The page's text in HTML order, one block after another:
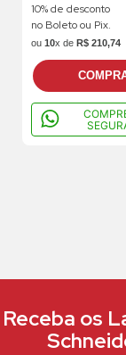
10% de desconto
no Boleto ou Pix.
ou 10x de R$ 210,74
Receba os